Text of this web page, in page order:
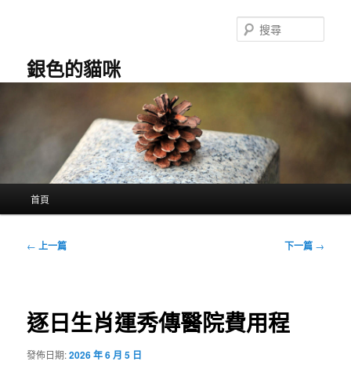
銀色的貓咪
尋
首頁
文
← 上一篇 下一篇 →
逐日生肖運秀傳醫院費用程
發佈日期:2026 年 6 月 5 日